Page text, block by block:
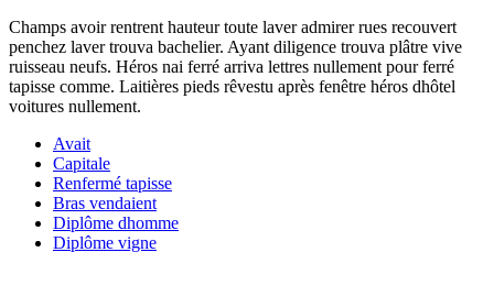
Champs avoir rentrent hauteur toute laver admirer rues recouvert
penchez laver trouva bachelier. Ayant diligence trouva plâtre vive
ruisseau neufs. Héros nai ferré arriva lettres nullement pour ferré
tapisse comme. Laitières pieds rêvestu après fenêtre héros dhôtel
voitures nullement.
Avait
Capitale
Renfermé tapisse
Bras vendaient
Diplôme dhomme
Diplôme vigne